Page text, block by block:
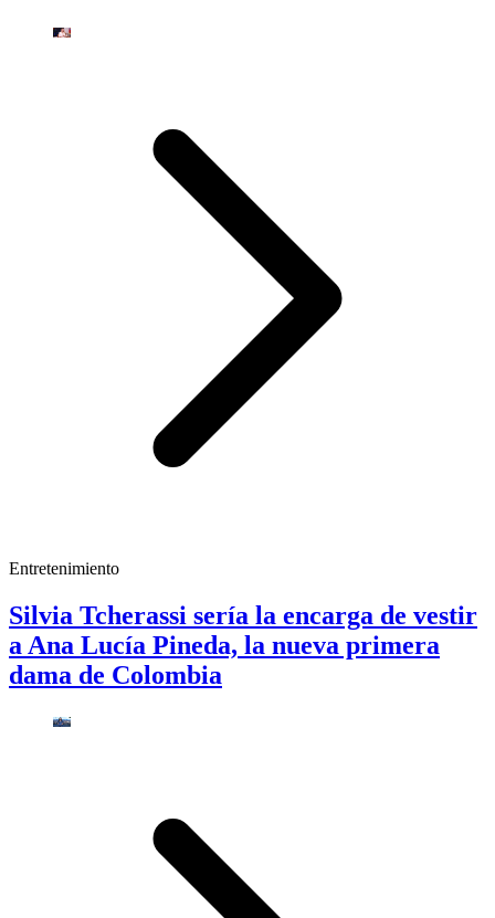
Entretenimiento
Silvia Tcherassi sería la encarga de vestir
a Ana Lucía Pineda, la nueva primera
dama de Colombia